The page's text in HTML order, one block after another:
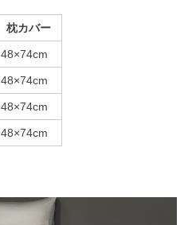
枕カバー
48×74cm
48×74cm
48×74cm
48×74cm